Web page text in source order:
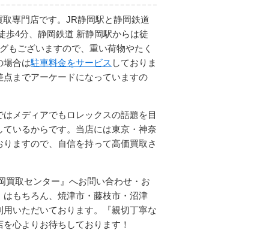
専門店です。JR静岡駅と静岡鉄道
歩4分、静岡鉄道 新静岡駅からは徒
もございますので、重い荷物やたく
場合は駐車料金をサービス しておりま
までアーケードになっていますの
メディアでもロレックスの話題を目
いるからです。当店には東京・神奈
ますので、自信を持って高価買取さ
買取センター』へお問い合わせ・お
もちろん、焼津市・藤枝市・沼津
いただいております。『親切丁寧な
心よりお待ちしております！